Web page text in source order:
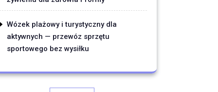
Wózek plażowy i turystyczny dla
aktywnych — przewóz sprzętu
sportowego bez wysiłku